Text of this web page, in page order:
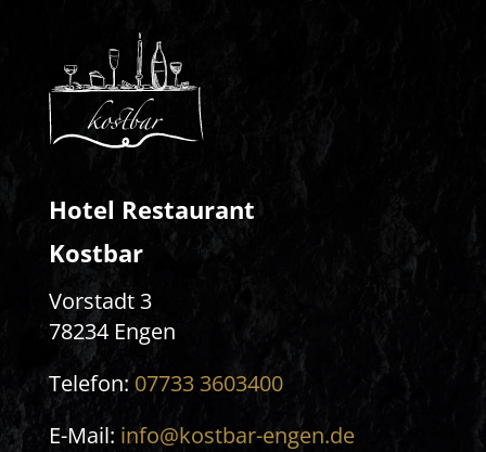
Hotel Restaurant
Kostbar
Vorstadt 3
78234 Engen
Telefon: 07733 3603400
E-Mail: info@kostbar-engen.de